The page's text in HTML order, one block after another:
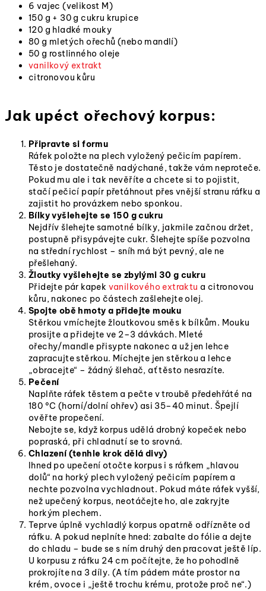
6 vajec (velikost M)
150 g + 30 g cukru krupice
120 g hladké mouky
80 g mletých ořechů (nebo mandlí)
50 g rostlinného oleje
vanilkový extrakt
citronovou kůru
Jak upéct ořechový korpus:
Připravte si formu
Ráfek položte na plech vyložený pečicím papírem.
Těsto je dostatečně nadýchané, takže vám neproteče.
Pokud mu ale i tak nevěříte a chcete si to pojistit,
stačí pečicí papír přetáhnout přes vnější stranu ráfku a
zajistit ho provázkem nebo sponkou.
Bílky vyšlehejte se 150 g cukru
Nejdřív šlehejte samotné bílky, jakmile začnou držet,
postupně přisypávejte cukr. Šlehejte spíše pozvolna
na střední rychlost – sníh má být pevný, ale ne
přešlehaný.
Žloutky vyšlehejte se zbylými 30 g cukru
Přidejte pár kapek vanilkového extraktu a citronovou
kůru, nakonec po částech zašlehejte olej.
Spojte obě hmoty a přidejte mouku
Stěrkou vmíchejte žloutkovou směs k bílkům. Mouku
prosijte a přidejte ve 2–3 dávkách. Mleté
ořechy/mandle přisypte nakonec a už jen lehce
zapracujte stěrkou. Míchejte jen stěrkou a lehce
„obracejte“ – žádný šlehač, ať těsto nesrazíte.
Pečení
Naplňte ráfek těstem a pečte v troubě předehřáté na
180 °C (horní/dolní ohřev) asi 35–40 minut. Špejlí
ověřte propečení.
Nebojte se, když korpus udělá drobný kopeček nebo
popraská, při chladnutí se to srovná.
Chlazení (tenhle krok dělá divy)
Ihned po upečení otočte korpus i s ráfkem „hlavou
dolů“ na horký plech vyložený pečicím papírem a
nechte pozvolna vychladnout. Pokud máte ráfek vyšší,
než upečený korpus, neotáčejte ho, ale zakryjte
horkým plechem.
Teprve úplně vychladlý korpus opatrně odřízněte od
ráfku. A pokud neplníte hned: zabalte do fólie a dejte
do chladu – bude se s ním druhý den pracovat ještě líp.
U korpusu z ráfku 24 cm počítejte, že ho pohodlně
prokrojíte na 3 díly. (A tím pádem máte prostor na
krém, ovoce i „ještě trochu krému, protože proč ne“.)